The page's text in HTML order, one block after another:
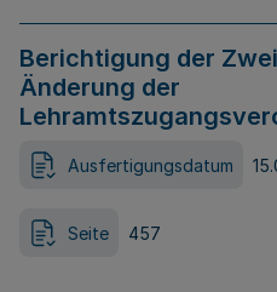
Berichtigung der
Änderung der
Ausfertigungsdatum
Seite 457